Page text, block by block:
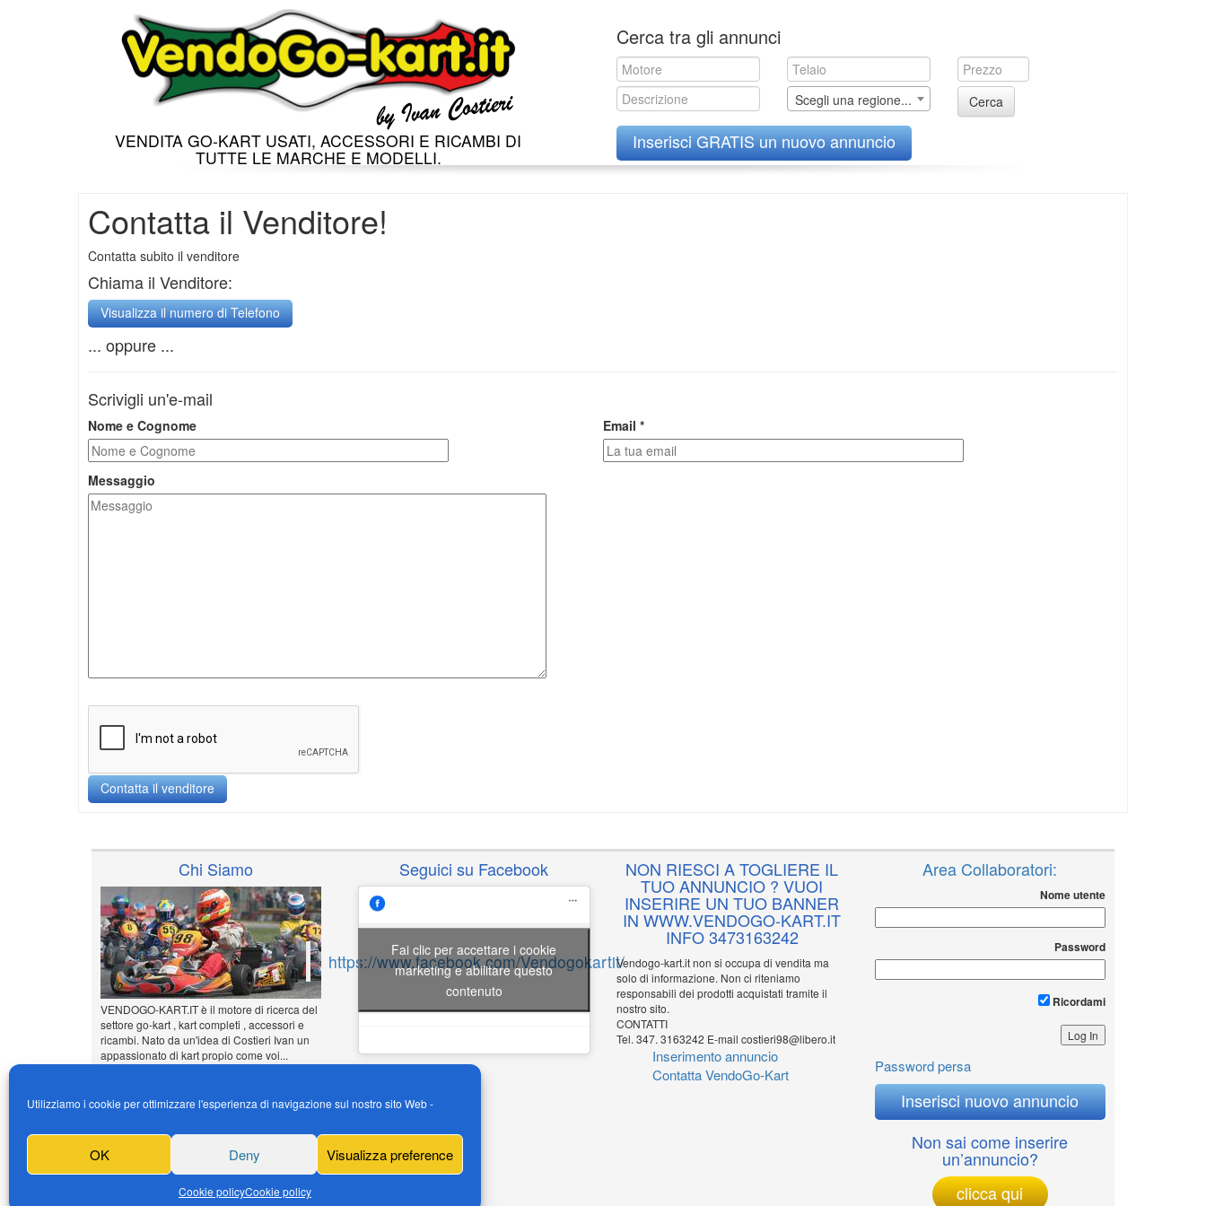
Utilizziamo i cookie per ottimizzare l'esperienza di navigazione sul nostro sito Web -
OK Deny Visualizza preference
Cookie policyCookie policy
VENDITA GO-KART USATI, ACCESSORI E RICAMBI DI
TUTTE LE MARCHE E MODELLI.
to
content
Cerca tra gli annunci
Scegli una regione... Cerca
Inserisci GRATIS un nuovo annuncio
Contatta il Venditore!
Contatta subito il venditore
Chiama il Venditore:
... oppure ...
Scrivigli un'e-mail
Nome e Cognome Email *
Messaggio
Chi Siamo
VENDOGO-KART.IT è il motore di ricerca del
settore go-kart , kart completi , accessori e
ricambi. Nato da un'idea di Costieri Ivan un
appassionato di kart propio come voi...
Inserisci il tuo annuncio
News
Seguici su Facebook
https://www.facebook.com/Vendogokartit/
Fai clic per accettare i cookie
marketing e abilitare questo
contenuto
NON RIESCI A TOGLIERE IL
TUO ANNUNCIO ? VUOI
INSERIRE UN TUO BANNER
IN WWW.VENDOGO-KART.IT
INFO 3473163242
Vendogo-kart.it non si occupa di vendita ma
solo di informazione. Non ci riteniamo
responsabili dei prodotti acquistati tramite il
nostro sito.
CONTATTI
Tel. 347. 3163242 E-mail costieri98@libero.it
Inserimento annuncio
Contatta VendoGo-Kart
Area Collaboratori:
Nome utente
Password
Ricordami
Password persa
Inserisci nuovo annuncio
Non sai come inserire
un’annuncio?
clicca qui